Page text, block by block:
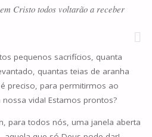
Cristo todos voltarão a receber
pequenos sacrifícios, quanta
quantas teias de aranha
preciso, para permitirmos ao
vida! Estamos prontos?
para todos nós, uma janela aberta